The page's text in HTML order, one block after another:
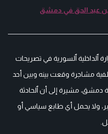
عبد الحق في دمشق
ٱلداخلية ٱلسورية في تصريحات
مشاجرة وقعت بينه وبين أحد
مشيرة إلى أن ٱلحادثة
ولا يحمل أي طابع سياسي أو